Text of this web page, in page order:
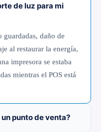
de luz para mi
guardadas, daño de
al restaurar la energía,
impresora se estaba
mientras el POS está
punto de venta?